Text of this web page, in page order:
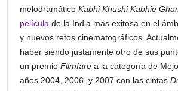
melodramático Kabhi Khushi Kabhie
película de la India más exitosa en el
y nuevos retos cinematográficos.
haber siendo justamente otro de sus
un premio Filmfarea la categoría de
años 2004, 2006, y 2007 con las cintas